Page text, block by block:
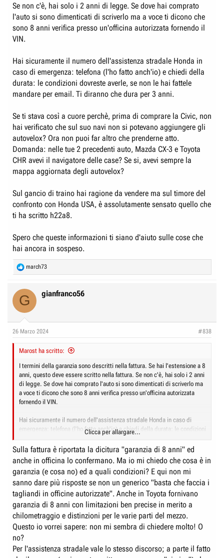
Se non c'è, hai solo i 2 anni di legge. Se dove hai comprato
l'auto si sono dimenticati di scriverlo ma a voce ti dicono che
sono 8 anni verifica presso un'officina autorizzata fornendo il
VIN.
Hai sicuramente il numero dell'assistenza stradale Honda in
caso di emergenza: telefona (l'ho fatto anch'io) e chiedi della
durata: le condizioni dovreste averle, se non le hai fattele
mandare per email. Ti diranno che dura per 3 anni.
Se ti stava così a cuore perchè, prima di comprare la Civic, non
hai verificato che sul suo navi non si potevano aggiungere gli
autovelox? Ora non puoi far altro che prenderne atto.
Domanda: nelle tue 2 precedenti auto, Mazda CX-3 e Toyota
CHR avevi il navigatore delle case? Se si, avevi sempre la
mappa aggiornata degli autovelox?
Sul gancio di traino hai ragione da vendere ma sul timore del
confronto con Honda USA, è assolutamente sensato quello che
ti ha scritto h22a8.
Spero che queste informazioni ti siano d'aiuto sulle cose che
hai ancora in sospeso.
R
e
c
t
s
march73
G gianfranco56
26 Marzo 2024 #838
Marost ha scritto:
I termini della garanzia sono descritti nella fattura. Se hai l'estensione a 8
anni, questo deve essere scritto nella fattura. Se non c'è, hai solo i 2 anni
di legge. Se dove hai comprato l'auto si sono dimenticati di scriverlo ma
a voce ti dicono che sono 8 anni verifica presso un'officina autorizzata
fornendo il VIN.
Hai sicuramente il numero dell'assistenza stradale Honda in caso di
emergenza: telefona (l'ho fatto anch'io) e chiedi della durata: le condizioni
dovreste averle, se non le hai fattele mandare per email. Ti diranno che
dura per 3 anni.
Se ti stava così a cuore perchè, prima di comprare la Civic, non hai
verificato che sul suo navi non si potevano aggiungere gli autovelox? Ora
non puoi far altro che prenderne atto. Domanda: nelle tue 2 precedenti
auto, Mazda CX-3 e Toyota CHR avevi il navigatore delle case? Se si,
avevi sempre la mappa aggiornata degli autovelox?
Sul gancio di traino hai ragione da vendere ma sul timore del confronto
con Honda USA, è assolutamente sensato quello che ti ha scritto h22a8.
Spero che queste informazioni ti siano d'aiuto sulle cose che hai ancora in
sospeso.
Clicca per allargare...
Sulla fattura è riportata la dicitura "garanzia di 8 anni" ed
anche in officina lo confermano. Ma io mi chiedo che cosa è in
garanzia (e cosa no) ed a quali condizioni? E qui non mi
sanno dare più risposte se non un generico "basta che faccia i
tagliandi in officine autorizzate". Anche in Toyota fornivano
garanzia di 8 anni con limitazioni ben precise in merito a
chilometraggio e distinzioni per le varie parti del mezzo.
Questo io vorrei sapere: non mi sembra di chiedere molto! O
no?
Per l'assistenza stradale vale lo stesso discorso; a parte il fatto